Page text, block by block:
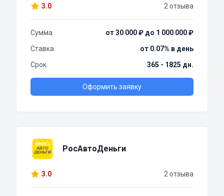
3.0 2 отзыва
Сумма
от 30 000 ₽ до 1 000 000 ₽
Ставка
от 0.07% в день
Срок
365 - 1825 дн.
Оформить заявку
РосАвтоДеньги
3.0 2 отзыва